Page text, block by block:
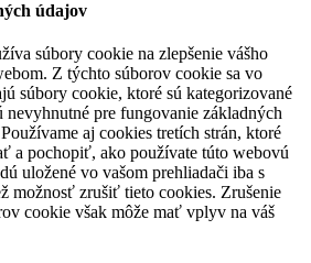
údajov
súbory cookie na zlepšenie vášho
Z týchto súborov cookie sa vo
súbory cookie, ktoré sú kategorizované
nevyhnutné pre fungovanie základných
aj cookies tretích strán, ktoré
a pochopiť, ako používate túto webovú
uložené vo vašom prehliadači iba s
možnosť zrušiť tieto cookies. Zrušenie
cookie však môže mať vplyv na váš